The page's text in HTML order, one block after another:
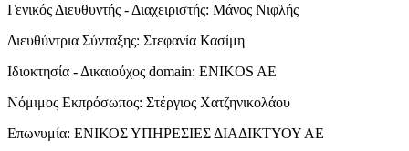
Γενικός Διευθυντής - Διαχειριστής: Μάνος Νιφλής
Διευθύντρια Σύνταξης: Στεφανία Κασίμη
Ιδιοκτησία - Δικαιούχος domain: ENIKOS AE
Νόμιμος Εκπρόσωπος: Στέργιος Χατζηνικολάου
Επωνυμία: ΕΝΙΚΟΣ ΥΠΗΡΕΣΙΕΣ ΔΙΑΔΙΚΤΥΟΥ ΑΕ